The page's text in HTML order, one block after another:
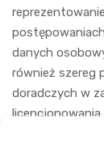
danych
również szereg
doradczych w
licencjonowania